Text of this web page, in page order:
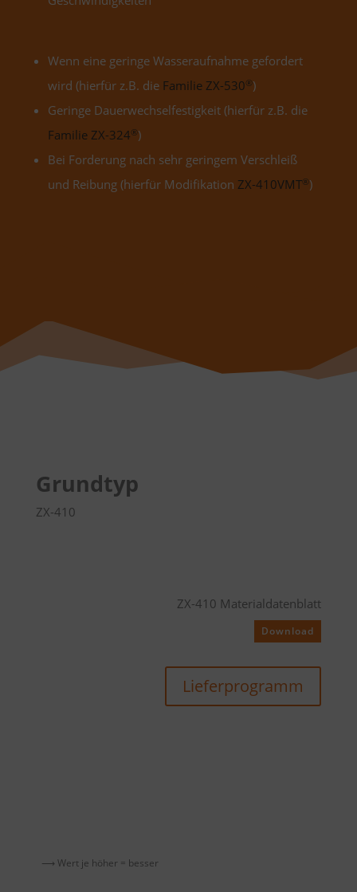
Wenn eine geringe Wasseraufnahme gefordert
wird (hierfür z.B. die Familie ZX-530®)
Geringe Dauerwechselfestigkeit (hierfür z.B. die
Familie ZX-324®)
Bei Forderung nach sehr geringem Verschleiß
und Reibung (hierfür Modifikation ZX-410VMT®)
Grundtyp
ZX-410
⟶ Wert je höher = besser
ZX-410 Materialdatenblatt
Download
Lieferprogramm